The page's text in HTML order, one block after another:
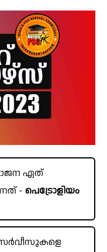
ഏത്
- പെട്രോളിയം
സർവീസുകളെ